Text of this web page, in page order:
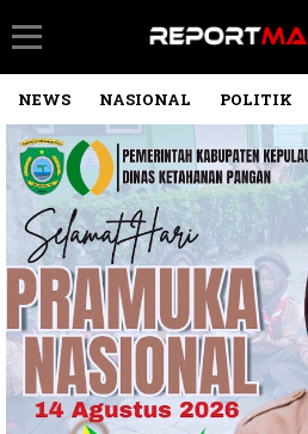
NEWS NASIONAL POLITIK